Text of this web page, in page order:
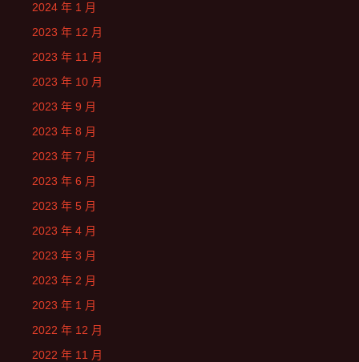
2024 年 1 月
2023 年 12 月
2023 年 11 月
2023 年 10 月
2023 年 9 月
2023 年 8 月
2023 年 7 月
2023 年 6 月
2023 年 5 月
2023 年 4 月
2023 年 3 月
2023 年 2 月
2023 年 1 月
2022 年 12 月
2022 年 11 月